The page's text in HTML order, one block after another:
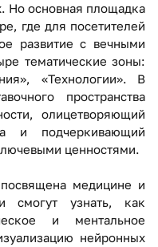
Но основная площадка
где для посетителей
развитие с вечными
тематические зоны:
«Технологии». В
пространства
олицетворяющий
и подчеркивающий
ценностями.
посвящена медицине и
смогут узнать, как
и ментальное
нейронных